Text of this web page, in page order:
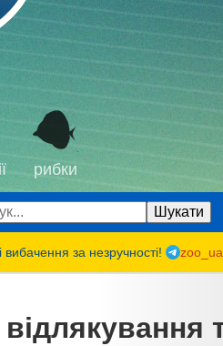
рибки
за незручності!